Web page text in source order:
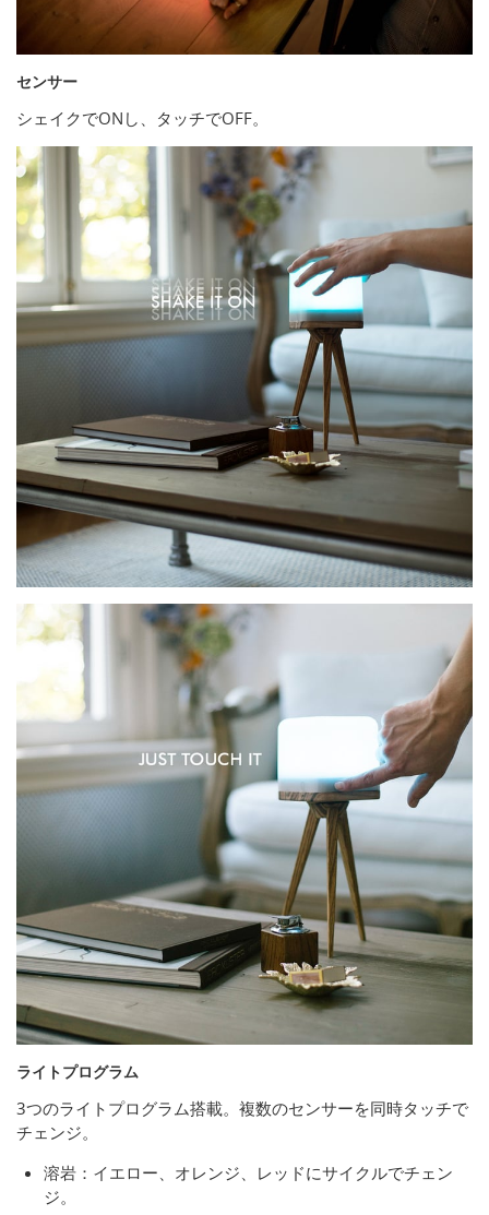
センサー
シェイクでONし、タッチでOFF。
ライトプログラム
3つのライトプログラム搭載。複数のセンサーを同時タッチで
チェンジ。
溶岩：イエロー、オレンジ、レッドにサイクルでチェン
ジ。